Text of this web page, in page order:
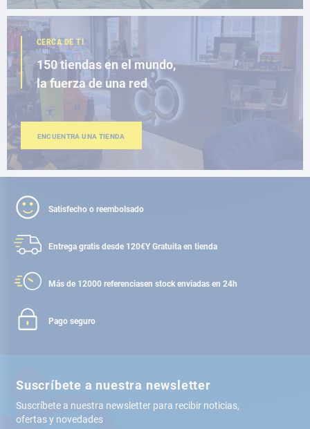
CERCA DE TI
150 tiendas en el mundo,
la fuerza de una red
ENCUENTRA UNA TIENDA
Satisfecho o reembolsado
Entrega gratis desde 120€Y Gratuita en tienda
Más de 12000 referenciasen stock enviadas en 24h
Pago seguro
Suscríbete a nuestra newsletter
Suscríbete a nuestra newsletter para recibir noticias,
ofertas y novedades